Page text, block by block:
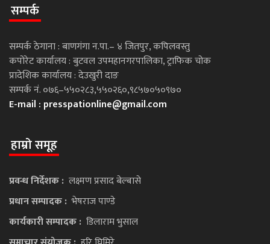
सम्पर्क
सम्पर्क ठेगाना : बाणगंगा न.पा.– ४ जितपुर, कपिलवस्तु
कपोरेट कार्यालय : बुटवल उपमहानगरपालिका, ट्राफिक चोक
प्रादेशिक कार्यालय : देउखुरी दाङ
सम्पर्क नं. ०७६–५५०२८३,५५०२६०,९८५७०५०९७०
E-mail : presspationline@gmail.com
हाम्रो समूह
प्रवन्ध निर्देशक : लक्ष्मण प्रसाद बेल्बासे
प्रधान सम्पादक : भेषराज पाण्डे
कार्यकारी सम्पादक : डिलाराम भुसाल